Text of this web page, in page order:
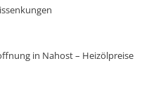
in Nahost – Heizölpreise